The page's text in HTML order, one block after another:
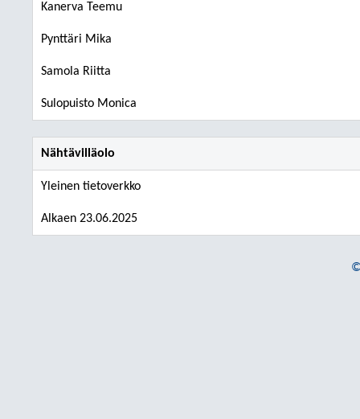
Kanerva Teemu
Pynttäri Mika
Samola Riitta
Sulopuisto Monica
Nähtävilläolo
Yleinen tietoverkko
Alkaen 23.06.2025